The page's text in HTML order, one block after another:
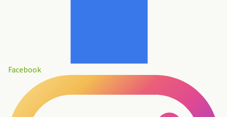
Facebook